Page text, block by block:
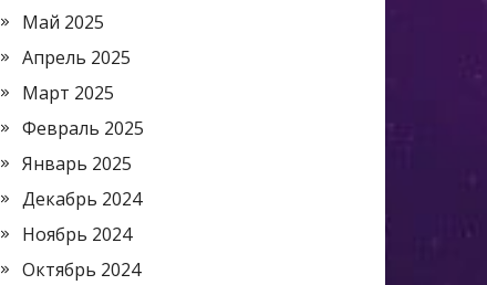
Май 2025
Апрель 2025
Март 2025
Февраль 2025
Январь 2025
Декабрь 2024
Ноябрь 2024
Октябрь 2024